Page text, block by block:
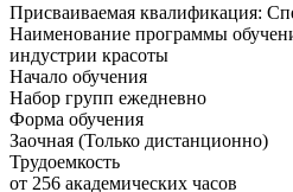
Присваиваемая квалификация:
Наименование программы
индустрии красоты
Начало обучения
Набор групп ежедневно
Форма обучения
Заочная (Только дистанционно)
Трудоемкость
от 256 академических часов